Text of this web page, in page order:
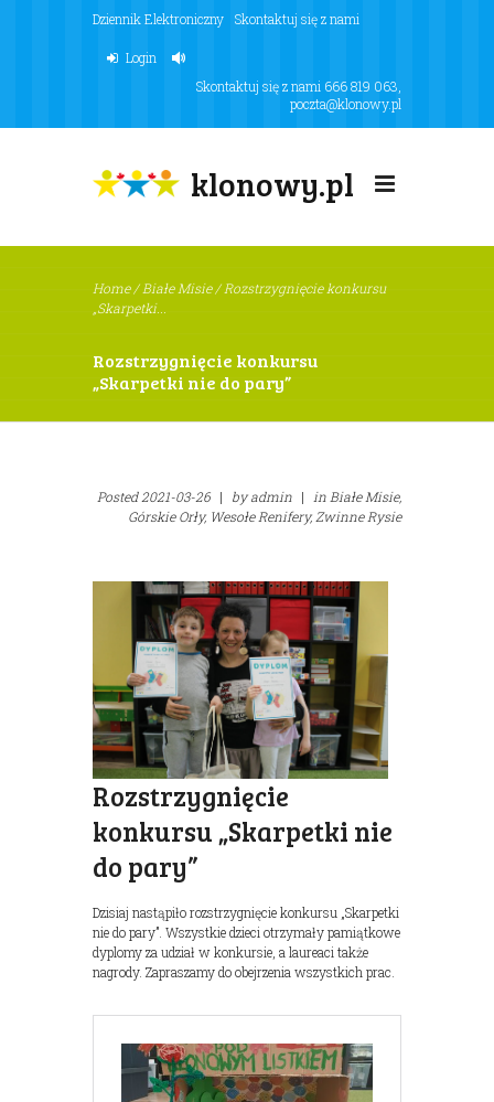
Dziennik Elektroniczny Skontaktuj się z nami
Login
Skontaktuj się z nami 666 819 063
poczta@klonowy.pl
klonowy.pl
Home/Białe Misie/Rozstrzygnięcie konkursu
„Skarpetki...
Rozstrzygnięcie konkursu
„Skarpetki nie do pary”
Posted2021-03-26 | byadmin | inBiałe Misie,
Górskie Orły, Wesołe Renifery,Zwinne Rysie
Rozstrzygnięcie
konkursu „Skarpetki nie
do pary”
Dzisiaj nastąpiło rozstrzygnięcie konkursu „Skarpetki
nie do pary”. Wszystkie dzieci otrzymały pamiątkowe
dyplomy za udział w konkursie, a laureaci także
nagrody. Zapraszamy do obejrzenia wszystkich prac.